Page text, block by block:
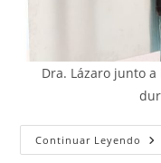
Dra. Lázaro junto
Continuar Leyendo